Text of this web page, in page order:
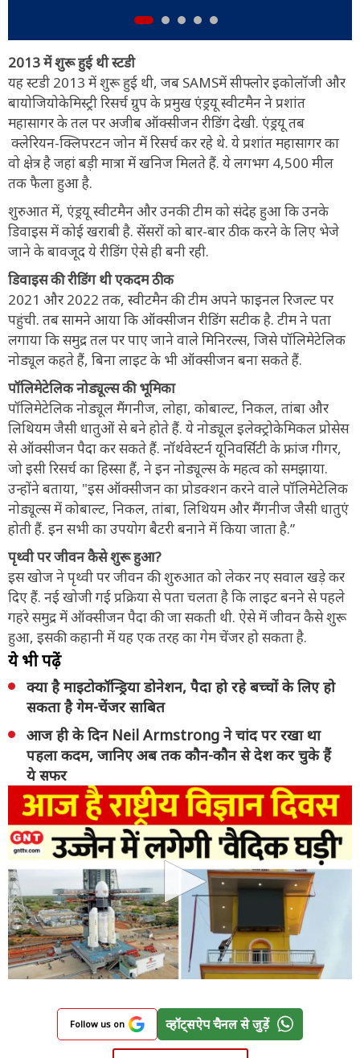
2013 में शुरू हुई थी स्टडी
यह स्टडी 2013 में शुरू हुई थी, जब SAMSमें सीफ्लोर इकोलॉजी और
बायोजियोकेमिस्ट्री रिसर्च ग्रुप के प्रमुख एंड्रयू स्वीटमैन ने प्रशांत
महासागर के तल पर अजीब ऑक्सीजन रीडिंग देखी. एंड्रयू तब
क्लेरियन-क्लिपरटन जोन में रिसर्च कर रहे थे. ये प्रशांत महासागर का
वो क्षेत्र है जहां बड़ी मात्रा में खनिज मिलते हैं. ये लगभग 4,500 मील
तक फैला हुआ है.
शुरुआत में, एंड्रयू स्वीटमैन और उनकी टीम को संदेह हुआ कि उनके
डिवाइस में कोई खराबी है. सेंसरों को बार-बार ठीक करने के लिए भेजे
जाने के बावजूद ये रीडिंग ऐसे ही बनी रही.
डिवाइस की रीडिंग थी एकदम ठीक
2021 और 2022 तक, स्वीटमैन की टीम अपने फाइनल रिजल्ट पर
पहुंची. तब सामने आया कि ऑक्सीजन रीडिंग सटीक है. टीम ने पता
लगाया कि समुद्र तल पर पाए जाने वाले मिनिरल्स, जिसे पॉलिमेटेलिक
नोड्यूल कहते हैं, बिना लाइट के भी ऑक्सीजन बना सकते हैं.
पॉलिमेटेलिक नोड्यूल्स की भूमिका
पॉलिमेटेलिक नोड्यूल मैंगनीज, लोहा, कोबाल्ट, निकल, तांबा और
लिथियम जैसी धातुओं से बने होते हैं. ये नोड्यूल इलेक्ट्रोकेमिकल प्रोसेस
से ऑक्सीजन पैदा कर सकते हैं. नॉर्थवेस्टर्न यूनिवर्सिटी के फ्रांज गीगर,
जो इसी रिसर्च का हिस्सा हैं, ने इन नोड्यूल्स के महत्व को समझाया.
उन्होंने बताया, "इस ऑक्सीजन का प्रोडक्शन करने वाले पॉलिमेटेलिक
नोड्यूल्स में कोबाल्ट, निकल, तांबा, लिथियम और मैंगनीज जैसी धातुएं
होती हैं. इन सभी का उपयोग बैटरी बनाने में किया जाता है.”
पृथ्वी पर जीवन कैसे शुरू हुआ?
इस खोज ने पृथ्वी पर जीवन की शुरुआत को लेकर नए सवाल खड़े कर
दिए हैं. नई खोजी गई प्रक्रिया से पता चलता है कि लाइट बनने से पहले
गहरे समुद्र में ऑक्सीजन पैदा की जा सकती थी. ऐसे में जीवन कैसे शुरू
हुआ, इसकी कहानी में यह एक तरह का गेम चेंजर हो सकता है.
ये भी पढ़ें
क्या है माइटोकॉन्ड्रिया डोनेशन, पैदा हो रहे बच्चों के लिए हो
सकता है गेम-चेंजर साबित
आज ही के दिन Neil Armstrong ने चांद पर रखा था
पहला कदम, जानिए अब तक कौन-कौन से देश कर चुके हैं
ये सफर
Follow us on व्हॉट्सऐप चैनल से जुड़ें